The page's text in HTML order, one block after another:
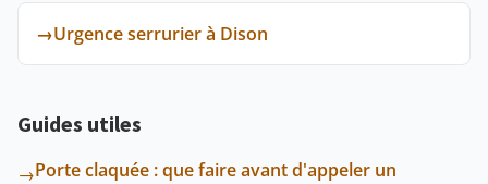
→Urgence serrurier à Dison
Guides utiles
→Porte claquée : que faire avant d'appeler un